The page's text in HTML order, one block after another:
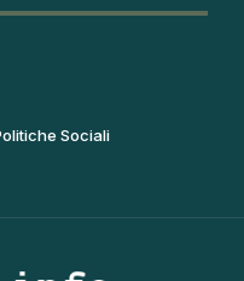
Sociali